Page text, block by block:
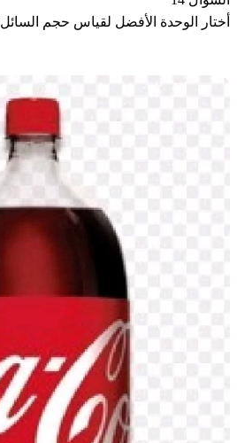
أختار الوحدة الأفضل لقياس حجم السائل: